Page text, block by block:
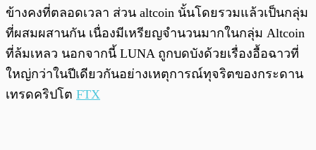
ข้างคงที่ตลอดเวลา ส่วน altcoin นั้นโดยรวมแล้วเป็นกลุ่ม
ที่ผสมผสานกัน เนื่องมีเหรียญจำนวนมากในกลุ่ม Altcoin
ที่ล้มเหลว นอกจากนี้ LUNA ถูกบดบังด้วยเรื่องอื้อฉาวที่
ใหญ่กว่าในปีเดียวกันอย่างเหตุการณ์ทุจริตของกระดาน
เทรดคริปโต FTX